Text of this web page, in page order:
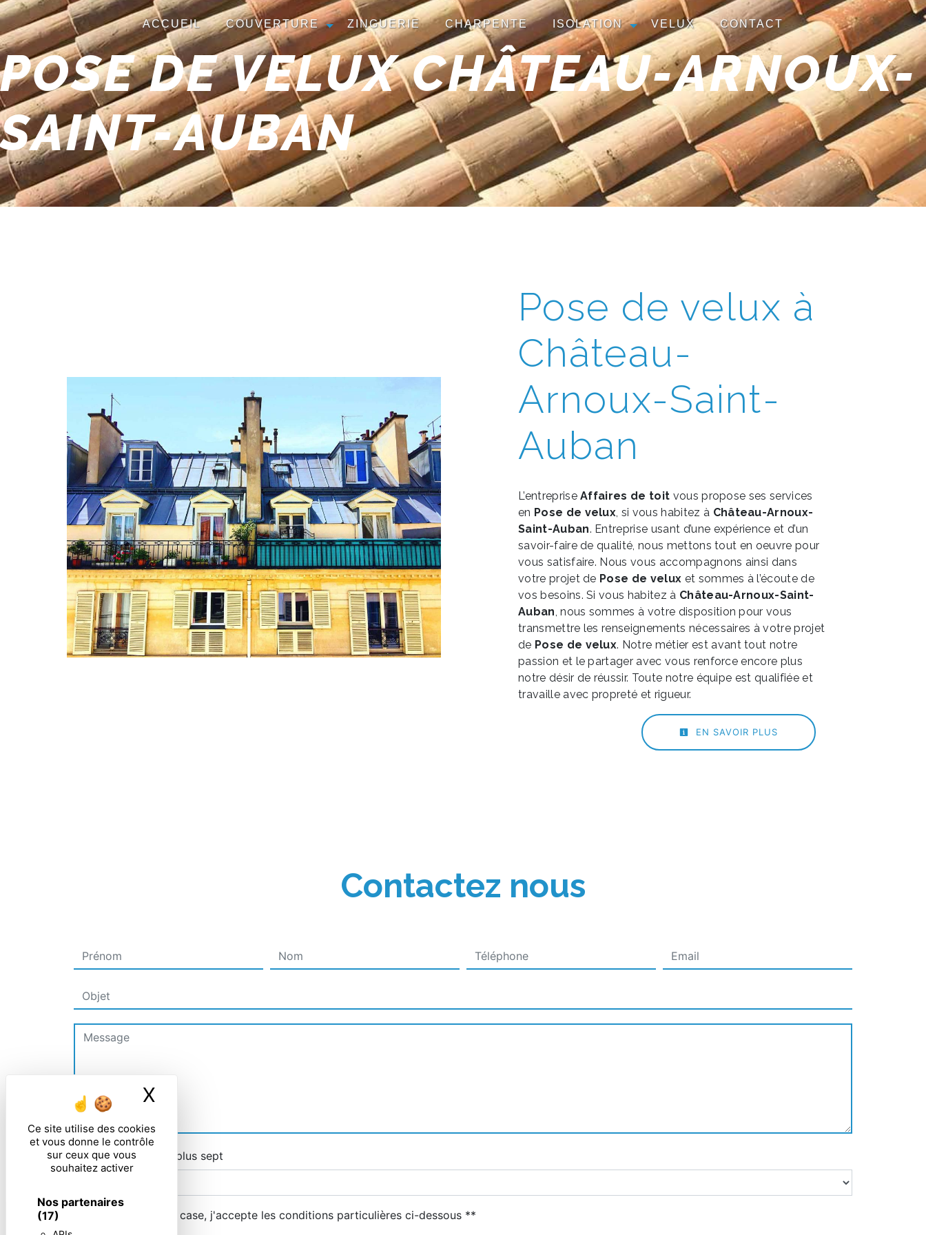
Panneau de gestion des cookies
Ce site utilise des cookies
et vous donne le contrôle
sur ceux que vous
souhaitez activer
Nos partenaires
(17)
X
ACCUEIL COUVERTURE ZINGUERIE CHARPENTE ISOLATION VELUX CONTACT
POSE DE VELUX CHÂTEAU-ARNOUX-
SAINT-AUBAN
Pose de velux à
Château-
Arnoux-Saint-
Auban
L’entrepriseAffaires de toit vous propose ses services
en Pose de velux, si vous habitez à Château-Arnoux-
Saint-Auban. Entreprise usant d’une expérience et d’un
savoir-faire de qualité, nous mettons tout en oeuvre pour
vous satisfaire. Nous vous accompagnons ainsi dans
votre projet de Pose de velux et sommes à l’écoute de
vos besoins. Si vous habitez à Château-Arnoux-Saint-
Auban, nous sommes à votre disposition pour vous
transmettre les renseignements nécessaires à votre projet
de Pose de velux. Notre métier est avant tout notre
passion et le partager avec vous renforce encore plus
notre désir de réussir. Toute notre équipe est qualifiée et
travaille avec propreté et rigueur.
EN SAVOIR PLUS
Contactez nous
Combien font zero plus sept
En cochant cette case, j'accepte les conditions particulières ci-dessous **